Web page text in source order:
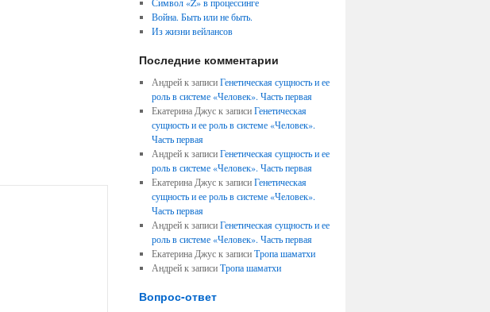
Война. Быть или не быть.
Из жизни вейлансов
Последние комментарии
Андрей к записиГенетическая сущность и ее
роль в системе «Человек». Часть первая
Екатерина Джус к записиГенетическая
сущность и ее роль в системе «Человек».
Часть первая
Андрей к записиГенетическая сущность и ее
роль в системе «Человек». Часть первая
Екатерина Джус к записиГенетическая
сущность и ее роль в системе «Человек».
Часть первая
Андрей к записиГенетическая сущность и ее
роль в системе «Человек». Часть первая
Екатерина Джус к записиТропа шаматхи
Андрей к записиТропа шаматхи
Вопрос-ответ